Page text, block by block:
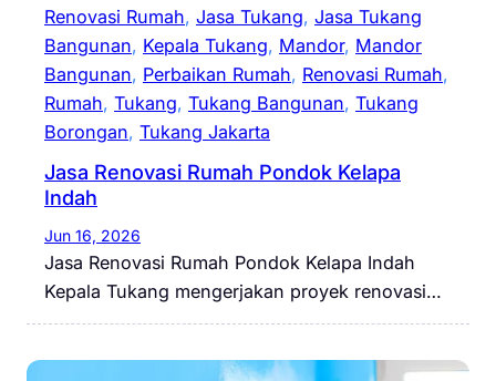
Renovasi Rumah, Jasa Tukang, Jasa Tukang
Bangunan, Kepala Tukang, Mandor, Mandor
Bangunan, Perbaikan Rumah, Renovasi Rumah
Rumah, Tukang, Tukang Bangunan, Tukang
Borongan, Tukang Jakarta
Jasa Renovasi Rumah Pondok Kelapa
Indah
Jun 16, 2026
Jasa Renovasi Rumah Pondok Kelapa Indah
Kepala Tukang mengerjakan proyek renovasi…